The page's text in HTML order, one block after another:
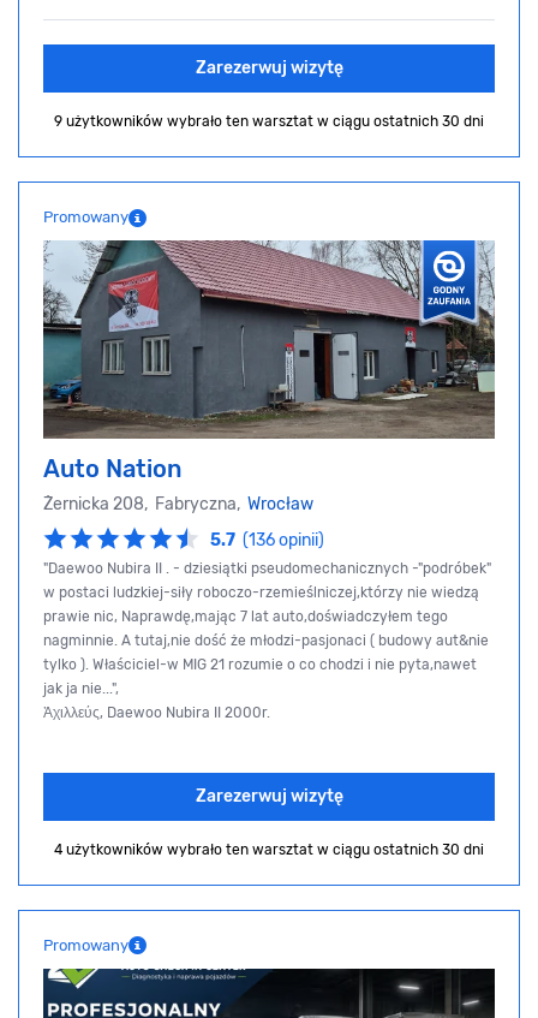
Zarezerwuj wizytę
9 użytkowników wybrało ten warsztat w ciągu ostatnich 30 dni
Promowany
Auto Nation
Żernicka 208, Fabryczna, Wrocław
5.7 (136 opinii)
"Daewoo Nubira II . - dziesiątki pseudomechanicznych -"podróbek"
w postaci ludzkiej-siły roboczo-rzemieślniczej,którzy nie wiedzą
prawie nic, Naprawdę,mając 7 lat auto,doświadczyłem tego
nagminnie. A tutaj,nie dość że młodzi-pasjonaci ( budowy aut&nie
tylko ). Właściciel-w MIG 21 rozumie o co chodzi i nie pyta,nawet
jak ja nie...",
Ἀχιλλεύς, Daewoo Nubira II 2000r.
Zarezerwuj wizytę
4 użytkowników wybrało ten warsztat w ciągu ostatnich 30 dni
Promowany